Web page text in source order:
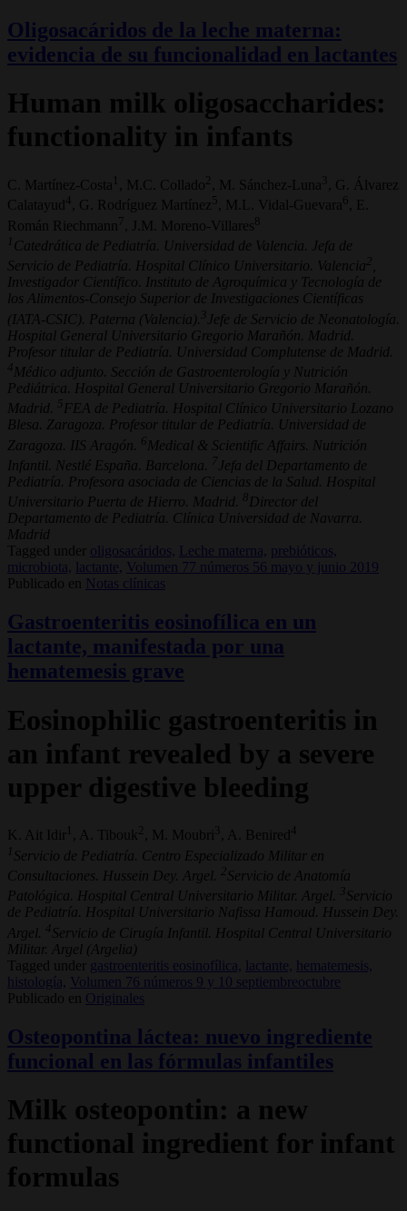
Oligosacáridos de la leche materna:
evidencia de su funcionalidad en lactantes
Human milk oligosaccharides:
functionality in infants
C. Martínez-Costa 1 , M.C. Collado , M. Sánchez-Luna 3
, G. Álvarez
Calatayud4 , G. Rodríguez Martínez5 , M.L. Vidal-Guevara6
, E.
Román Riechmann
7 , J.M. Moreno-Villares8
1 Catedrática de Pediatría. Universidad de Valencia. Jefa de
Servicio de Pediatría. Hospital Clínico Universitario. Valencia 2
Investigador Científico. Instituto de Agroquímica y Tecnología de
los Alimentos-Consejo Superior de Investigaciones Científicas
(IATA-CSIC). Paterna (Valencia). 3 Jefe de Servicio de Neonatología.
Hospital General Universitario Gregorio Marañón. Madrid.
Profesor titular de Pediatría. Universidad Complutense de Madrid.
4 Médico adjunto. Sección de Gastroenterología y Nutrición
Pediátrica. Hospital General Universitario Gregorio Marañón.
Madrid. 5 FEA de Pediatría. Hospital Clínico Universitario Lozano
Blesa. Zaragoza. Profesor titular de Pediatría. Universidad de
Zaragoza. IIS Aragón. 6 Medical & Scientific Affairs. Nutrición
Infantil. Nestlé España. Barcelona. 7 Jefa del Departamento de
Pediatría. Profesora asociada de Ciencias de la Salud. Hospital
Universitario Puerta de Hierro. Madrid.
Director del
Departamento de Pediatría. Clínica Universidad de Navarra.
Madrid
Tagged under
oligosacáridos, Leche materna, prebióticos,
microbiota,
lactante,
Volumen 77 números 56 mayo y junio 2019
Publicado en
Notas clínicas
Gastroenteritis eosinofílica en un
lactante, manifestada por una
hematemesis grave
Eosinophilic gastroenteritis in
an infant revealed by a severe
upper digestive bleeding
K. Ait Idir 1 , A. Tibouk 2 , M. Moubri 3 , A. Benired4
1 Servicio de Pediatría. Centro Especializado Militar en
Consultaciones. Hussein Dey. Argel.
2 Servicio de Anatomía
Patológica. Hospital Central Universitario Militar. Argel.
3 Servicio
de Pediatría. Hospital Universitario Nafissa Hamoud. Hussein Dey.
Argel.
4 Servicio de Cirugía Infantil. Hospital Central Universitario
Militar. Argel (Argelia)
Tagged under
gastroenteritis eosinofílica, lactante,
hematemesis,
histología,
Volumen 76 números 9 y 10 septiembreoctubre
Publicado en
Originales
Osteopontina láctea: nuevo ingrediente
funcional en las fórmulas infantiles
Milk osteopontin: a new
functional ingredient for infant
formulas